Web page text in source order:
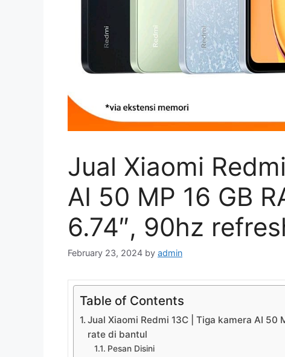
Jual Xiaomi
AI 50 MP 16 GB
6.74″, 90hz
February 23, 2024 by admin
Table of Contents
Jual Xiaomi Redmi 13C | Tiga kamera AI 50
rate di bantul
Pesan Disini